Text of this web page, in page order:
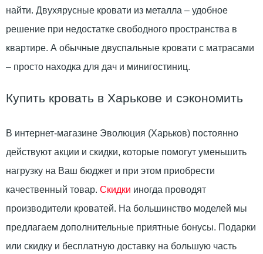
найти. Двухярусные кровати из металла – удобное
решение при недостатке свободного пространства в
квартире. А обычные двуспальные кровати с матрасами
– просто находка для дач и минигостиниц.
Купить кровать в Харькове и сэкономить
В интернет-магазине Эволюция (Харьков) постоянно
действуют акции и скидки, которые помогут уменьшить
нагрузку на Ваш бюджет и при этом приобрести
качественный товар. Скидки иногда проводят
производители кроватей. На большинство моделей мы
предлагаем дополнительные приятные бонусы. Подарки
или скидку и бесплатную доставку на большую часть